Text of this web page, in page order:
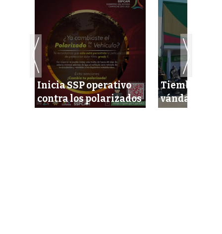
Inicia SSP operativo
contra los polarizados
Tiemblan
vándalos